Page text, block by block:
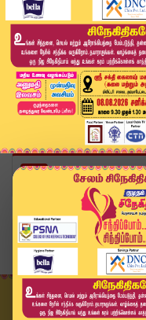
Home
வீடியோ ஸ்டோரி
புத்தக கைகளில்